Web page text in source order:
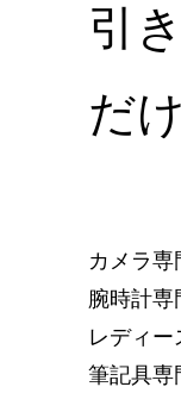
引
だ
カメラ
腕時計専
レディ
筆記具専